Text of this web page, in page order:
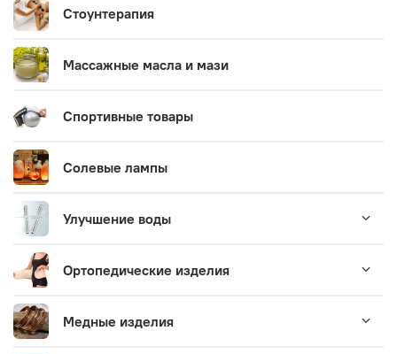
Стоунтерапия
Массажные масла и мази
Спортивные товары
Солевые лампы
Улучшение воды
Ортопедические изделия
Медные изделия